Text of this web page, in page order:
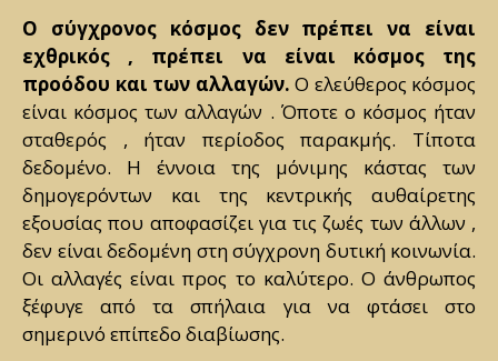
Ο σύγχρονος κόσμος δεν πρέπει να είναι
εχθρικός , πρέπει να είναι κόσμος της
προόδου και των αλλαγών. Ο ελεύθερος κόσμος
είναι κόσμος των αλλαγών . Όποτε ο κόσμος ήταν
σταθερός , ήταν περίοδος παρακμής. Τίποτα
δεδομένο. Η έννοια της μόνιμης κάστας των
δημογερόντων και της κεντρικής αυθαίρετης
εξουσίας που αποφασίζει για τις ζωές των άλλων ,
δεν είναι δεδομένη στη σύγχρονη δυτική κοινωνία.
Οι αλλαγές είναι προς το καλύτερο. Ο άνθρωπος
ξέφυγε από τα σπήλαια για να φτάσει στο
σημερινό επίπεδο διαβίωσης.